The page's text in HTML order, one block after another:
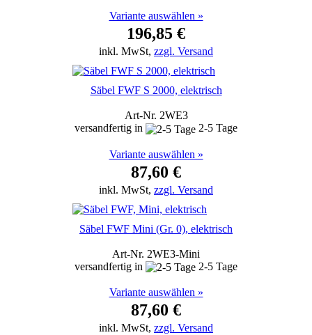
Variante auswählen »
196,85 €
inkl. MwSt, zzgl. Versand
Säbel FWF S 2000, elektrisch
Art-Nr. 2WE3
versandfertig in
2-5 Tage
Variante auswählen »
87,60 €
inkl. MwSt, zzgl. Versand
Säbel FWF Mini (Gr. 0), elektrisch
Art-Nr. 2WE3-Mini
versandfertig in
2-5 Tage
Variante auswählen »
87,60 €
inkl. MwSt, zzgl. Versand